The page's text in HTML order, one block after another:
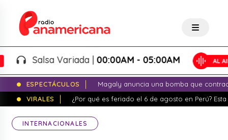
Salsa Variada |00:00AM - 05:00AM
ESPECTÁCULOS
Magaly anuncia una bomba que
VIRALES
¿Por qué es feriado el 6 de agosto en Perú?
INTERNACIONALES